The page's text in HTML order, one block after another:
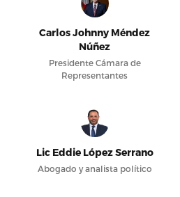
Carlos Johnny Méndez
Núñez
Presidente Cámara de
Representantes
Lic Eddie López Serrano
Abogado y analista político